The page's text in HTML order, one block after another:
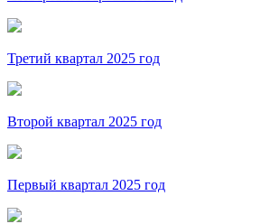
Третий квартал 2025 год
Второй квартал 2025 год
Первый квартал 2025 год